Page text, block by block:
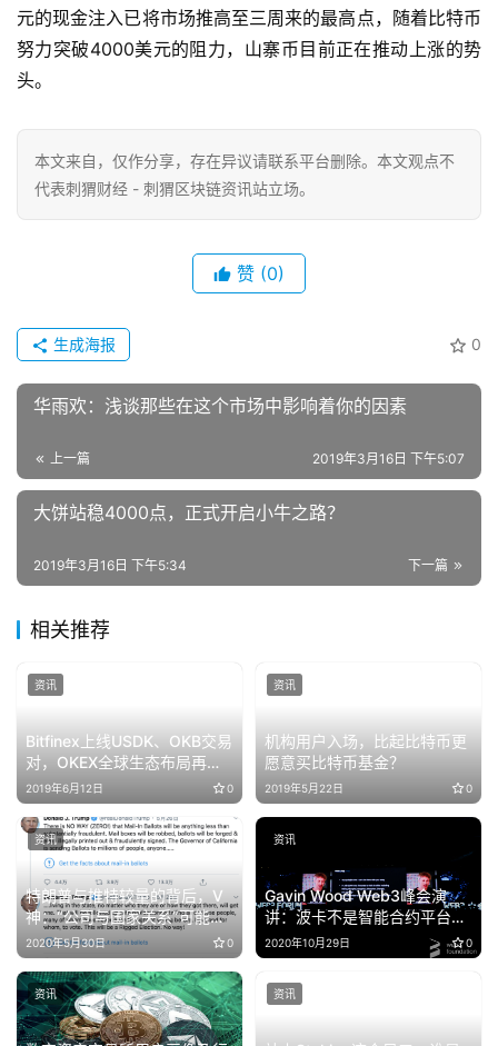
元的现金注入已将市场推高至三周来的最高点，随着比特币
努力突破4000美元的阻力，山寨币目前正在推动上涨的势
头。
本文来自 ，仅作分享，存在异议请联系平台删除。本文观点不
代表刺猬财经 - 刺猬区块链资讯站立场。
赞 (0)
0
生成海报
华雨欢：浅谈那些在这个市场中影响着你的因素
上一篇 2019年3月16日 下午5:07
大饼站稳4000点，正式开启小牛之路？
下一篇
2019年3月16日 下午5:34
相关推荐
Bitfinex上线USDK、OKB交易
对，OKEX全球生态布局再下
一城！
2019年6月12日 0
资讯
机构用户入场，比起比特币更
愿意买比特币基金？
2019年5月22日 0
资讯
特朗普与推特较量的背后，V
神：“公司与国家关系”可能将
迎来新篇章
2020年5月30日 0
资讯
Gavin Wood Web3峰会演
讲：波卡不是智能合约平台，
而是平台的平台（全文）
2020年10月29日 0
资讯
资讯 资讯